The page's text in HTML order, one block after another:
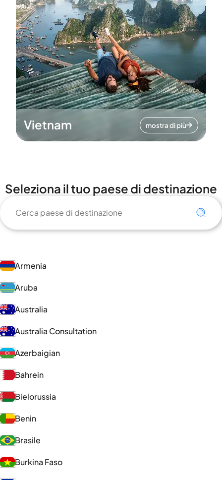
Vietnam mostra di più
Seleziona il tuo paese di destinazione
Armenia
Aruba
Australia
Australia Consultation
Azerbaigian
Bahrein
Bielorussia
Benin
Brasile
Burkina Faso